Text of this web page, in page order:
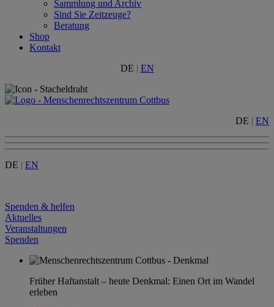
Sammlung und Archiv
Sind Sie Zeitzeuge?
Beratung
Shop
Kontakt
DE | EN
DE | EN
DE | EN
Spenden & helfen
Aktuelles
Veranstaltungen
Spenden
Früher Haftanstalt – heute Denkmal: Einen Ort im Wandel
erleben